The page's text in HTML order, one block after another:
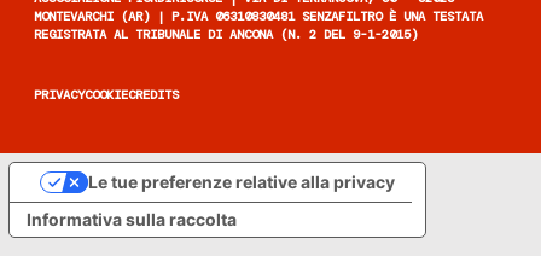
MONTEVARCHI (AR) | P.IVA 06310830481 SENZAFILTRO È UNA TESTATA
REGISTRATA AL TRIBUNALE DI ANCONA (N. 2 DEL 9-1-2015)
PRIVACYCOOKIECREDITS
Informativa sulla raccolta
Le tue preferenze relative alla privacy